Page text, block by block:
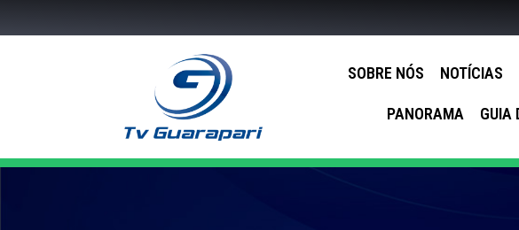
SOBRE NÓS NOTÍCIAS
PANORAMA GUIA